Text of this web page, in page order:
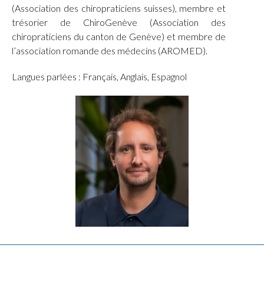
(Association des chiropraticiens suisses), membre et
trésorier de ChiroGenève (Association des
chiropraticiens du canton de Genève) et membre de
l’association romande des médecins (AROMED).
Langues parlées : Français, Anglais, Espagnol